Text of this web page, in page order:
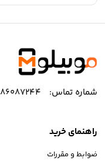
شماره تماس: 86087244-021
راهنمای خرید
ضوابط و مقررات